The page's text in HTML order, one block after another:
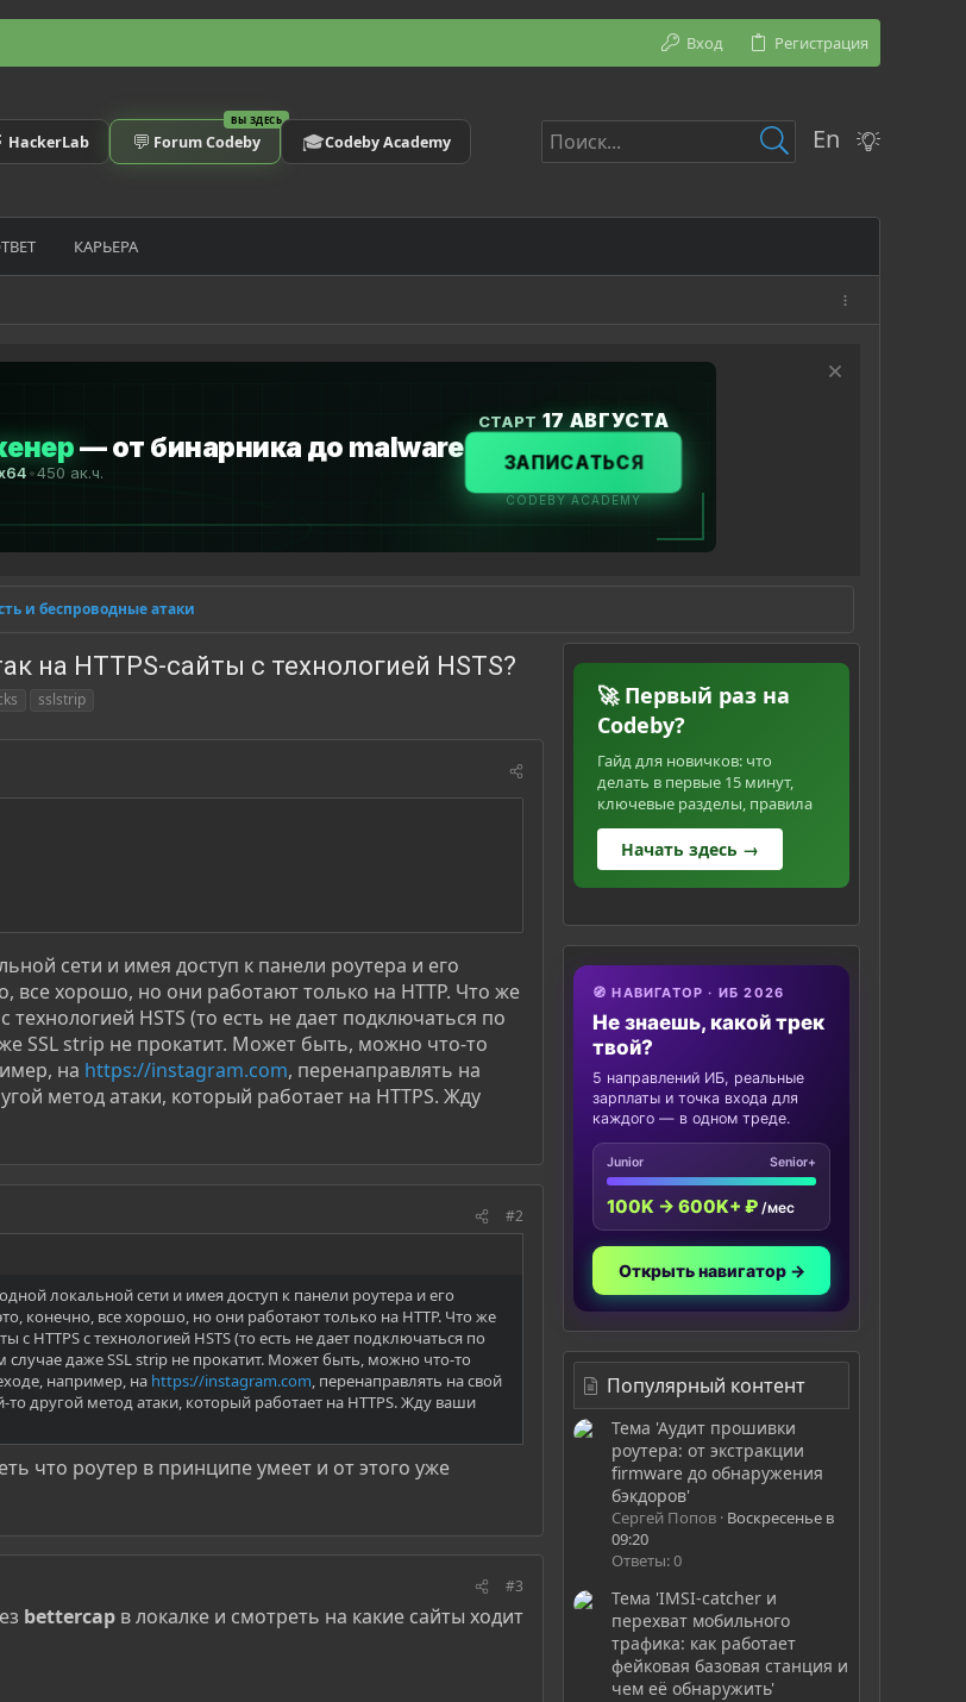
Вход Регистрация
HackerLab
ВЫ ЗДЕСЬ
💬 Forum Codeby 🎓Codeby Academy En
КАРЬЕРА
и беспроводные атаки
на HTTPS-сайты с технологией HSTS?
sslstrip
сети и имея доступ к панели роутера и его
все хорошо, но они работают только на HTTP. Что же
HSTS (то есть не дает подключаться по
SSL strip не прокатит. Может быть, можно что-то
на https://instagram.com, перенаправлять на
метод атаки, который работает на HTTPS. Жду
#2
локальной сети и имея доступ к панели роутера и его
конечно, все хорошо, но они работают только на HTTP. Что же
с HTTPS с технологией HSTS (то есть не дает подключаться по
случае даже SSL strip не прокатит. Может быть, можно что-то
например, на https://instagram.com, перенаправлять на свой
другой метод атаки, который работает на HTTPS. Жду ваши
что роутер в принципе умеет и от этого уже
#3
bettercap в локалке и смотреть на какие сайты ходит
🚀 Первый раз на
Codeby?
Гайд для новичков: что
делать в первые 15 минут,
ключевые разделы, правила
Начать здесь →
🧭 НАВИГАТОР · ИБ 2026
Не знаешь, какой трек
твой?
5 направлений ИБ, реальные
зарплаты и точка входа для
каждого — в одном треде.
Junior Senior+
100K → 600K+ ₽ /мес
Открыть навигатор →
Популярный контент
Тема 'Аудит прошивки
роутера: от экстракции
firmware до обнаружения
бэкдоров'
Сергей Попов Воскресенье в
09:20
Ответы: 0
Тема 'IMSI-catcher и
перехват мобильного
трафика: как работает
фейковая базовая станция и
чем её обнаружить'